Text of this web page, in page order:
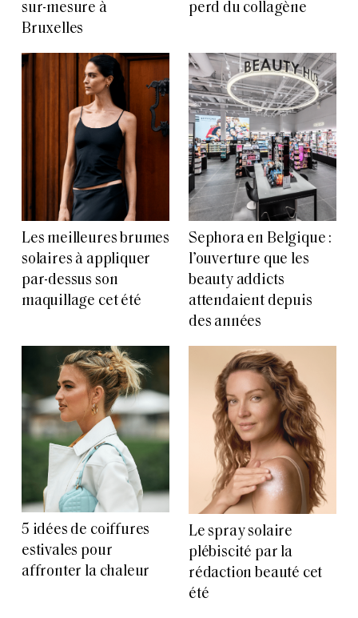
sur-mesure à
Bruxelles
perd du collagène
Les meilleures brumes
solaires à appliquer
par-dessus son
maquillage cet été
Sephora en Belgique :
l’ouverture que les
beauty addicts
attendaient depuis
des années
5 idées de coiffures
estivales pour
affronter la chaleur
Le spray solaire
plébiscité par la
rédaction beauté cet
été